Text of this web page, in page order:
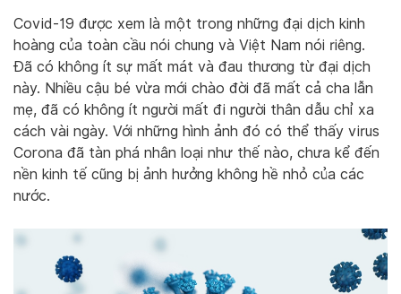
Covid-19 được xem là một trong những đại dịch kinh
hoàng của toàn cầu nói chung và Việt Nam nói riêng.
Đã có không ít sự mất mát và đau thương từ đại dịch
này. Nhiều cậu bé vừa mới chào đời đã mất cả cha lẫn
mẹ, đã có không ít người mất đi người thân dẫu chỉ xa
cách vài ngày. Với những hình ảnh đó có thể thấy virus
Corona đã tàn phá nhân loại như thế nào, chưa kể đến
nền kinh tế cũng bị ảnh hưởng không hề nhỏ của các
nước.